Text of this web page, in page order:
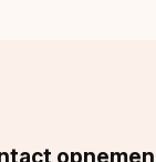
opnemen